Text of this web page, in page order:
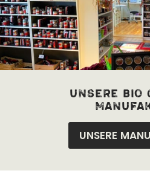
unsere bio
UNSERE